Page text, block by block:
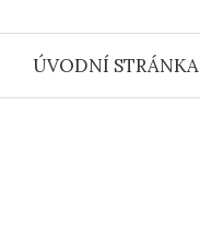
ÚVODNÍ STRÁNKA